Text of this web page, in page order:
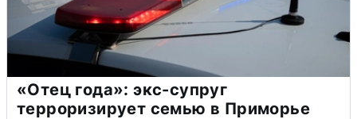
«Отец года»: экс-супруг
терроризирует семью в Приморье